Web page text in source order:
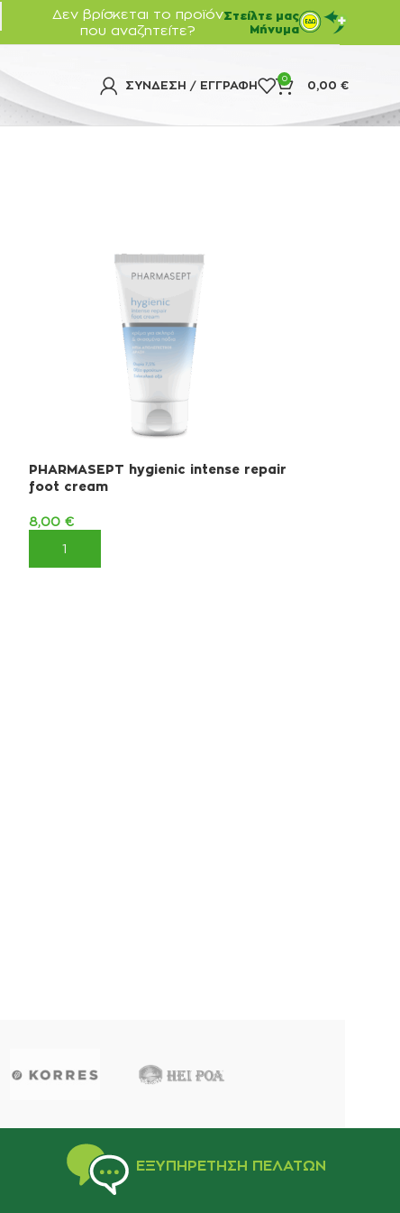
Δεν βρίσκεται το προϊόν
που αναζητείτε?
Στείλτε μας
Μήνυμα
ΣΎΝΔΕΣΗ / ΕΓΓΡΑΦΉ
0
0,00 €
PHARMASEPT hygienic intense repair
foot cream
8,00€
ΠΡΟΣΘΉΚΗ ΣΤΟ ΚΑΛΆΘΙ
ΕΞΥΠΗΡΈΤΗΣΗ ΠΕΛΑΤΏΝ